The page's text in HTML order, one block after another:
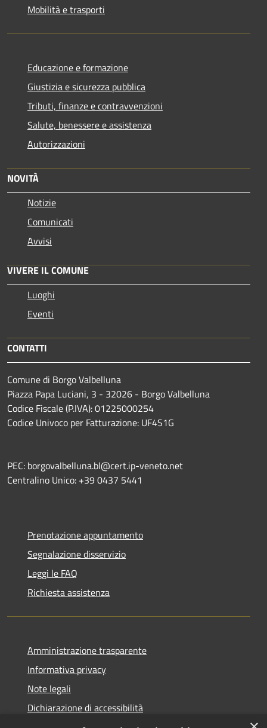
Mobilità e trasporti
Educazione e formazione
Giustizia e sicurezza pubblica
Tributi, finanze e contravvenzioni
Salute, benessere e assistenza
Autorizzazioni
NOVITÀ
Notizie
Comunicati
Avvisi
VIVERE IL COMUNE
Luoghi
Eventi
CONTATTI
Comune di Borgo Valbelluna
Piazza Papa Luciani, 3 - 32026 - Borgo Valbelluna
Codice Fiscale (P.IVA): 01225000254
Codice Univoco per Fatturazione: UF4S1G
PEC: borgovalbelluna.bl@cert.ip-veneto.net
Centralino Unico: +39 0437 5441
Prenotazione appuntamento
Segnalazione disservizio
Leggi le FAQ
Richiesta assistenza
Amministrazione trasparente
Informativa privacy
Note legali
Dichiarazione di accessibilità